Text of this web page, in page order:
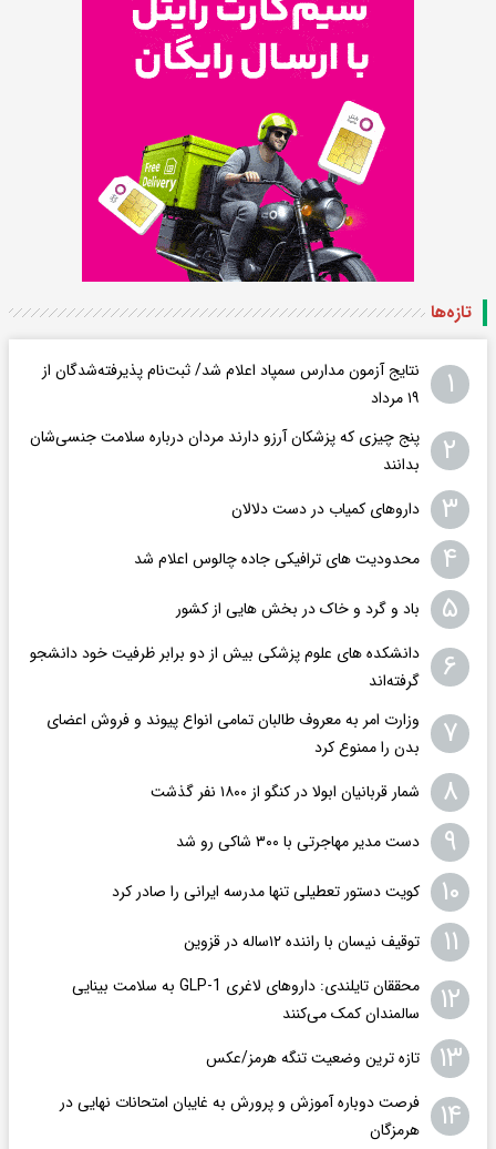
تازه‌ها
۱
نتایج آزمون مدارس سمپاد اعلام شد/ ثبت‌نام پذیرفته‌شدگان از
۱۹ مرداد
۲
پنج چیزی که پزشکان آرزو دارند مردان درباره سلامت جنسی‌شان
بدانند
۳ داروهای کمیاب در دست دلالان
۴ محدودیت های ترافیکی جاده چالوس اعلام شد
۵ باد و گرد و خاک در بخش هایی از کشور
۶
دانشکده های علوم پزشکی بیش از دو برابر ظرفیت خود دانشجو
گرفته‌اند
۷
وزارت امر به معروف طالبان تمامی انواع پیوند و فروش اعضای
بدن را ممنوع کرد
۸ شمار قربانیان ابولا در کنگو از ۱۸۰۰ نفر گذشت
۹ دست مدیر مهاجرتی با ۳۰۰ شاکی رو شد
۱۰ کویت دستور تعطیلی تنها مدرسه ایرانی را صادر کرد
۱۱ توقیف نیسان با راننده ۱۲ساله در قزوین
۱۲
محققان تایلندی: داروهای لاغری GLP-1 به سلامت بینایی
سالمندان کمک می‌کنند
۱۳ تازه ترین وضعیت تنگه هرمز/عکس
۱۴
فرصت دوباره آموزش و پرورش به غایبان امتحانات نهایی در
هرمزگان